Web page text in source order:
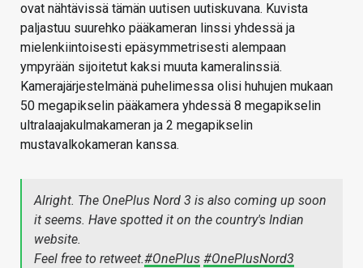
ovat nähtävissä tämän uutisen uutiskuvana. Kuvista
paljastuu suurehko pääkameran linssi yhdessä ja
mielenkiintoisesti epäsymmetrisesti alempaan
ympyrään sijoitetut kaksi muuta kameralinssiä.
Kamerajärjestelmänä puhelimessa olisi huhujen mukaan
50 megapikselin pääkamera yhdessä 8 megapikselin
ultralaajakulmakameran ja 2 megapikselin
mustavalkokameran kanssa.
Alright. The OnePlus Nord 3 is also coming up soon
it seems. Have spotted it on the country's Indian
website.
Feel free to retweet.#OnePlus #OnePlusNord3